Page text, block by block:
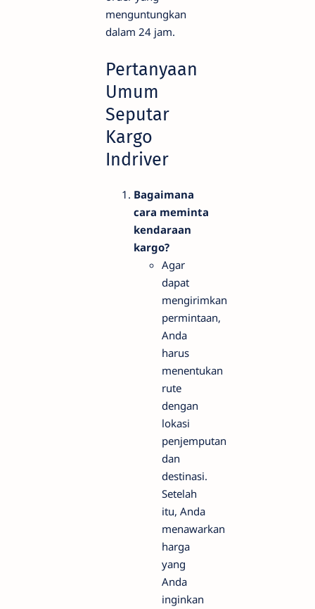
menguntungkan
dalam 24 jam.
Pertanyaan
Umum
Seputar
Kargo
Indriver
Bagaimana
cara meminta
kendaraan
kargo?
Agar
dapat
mengirimkan
permintaan,
Anda
harus
menentukan
rute
dengan
lokasi
penjemputan
dan
destinasi.
Setelah
itu, Anda
menawarkan
harga
yang
Anda
inginkan